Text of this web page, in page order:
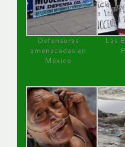
Defensoras
amenazadas en
México
Las